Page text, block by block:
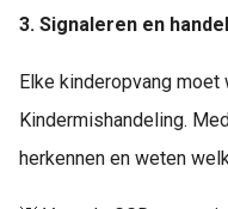
3. Signaleren en
Elke kinderopvang
Kindermishandeling.
herkennen en weten